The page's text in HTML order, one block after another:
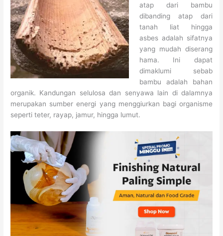
atap dari bambu
dibanding atap dari
tanah liat hingga
asbes adalah sifatnya
yang mudah diserang
hama. Ini dapat
dimaklumi sebab
bambu adalah bahan
organik. Kandungan selulosa dan senyawa lain di dalamnya
merupakan sumber energi yang menggiurkan bagi organisme
seperti teter, rayap, jamur, hingga lumut.